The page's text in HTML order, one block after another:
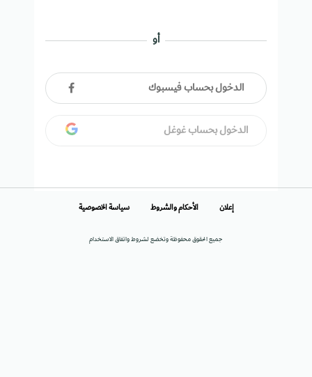
أو
الدخول بحساب فيسبوك
الدخول بحساب غوغل
جميع الحقوق محفوظة وتخضع لشروط واتفاق الاستخدام
إعلان الأحكام والشروط سياسة الخصوصية